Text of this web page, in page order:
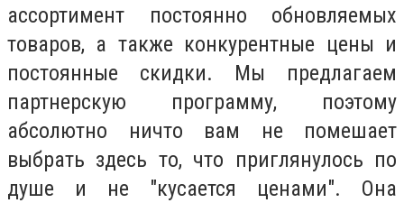
ассортимент постоянно обновляемых
товаров, а также конкурентные цены и
постоянные скидки. Мы предлагаем
партнерскую программу, поэтому
абсолютно ничто вам не помешает
выбрать здесь то, что приглянулось по
душе и не "кусается ценами". Она